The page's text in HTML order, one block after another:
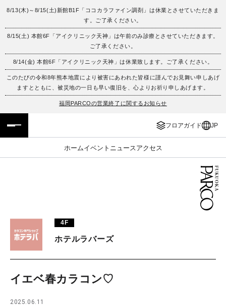
8/13(木)～8/15(土)新館B1F「ココカラファイン調剤」は休業とさせていただきま
す。ご了承ください。
8/15(土) 本館6F「アイクリニック天神」は午前のみ診療とさせていただきます。
ご了承ください。
8/14(金) 本館6F「アイクリニック天神」は休業致します。ご了承ください。
このたびの令和8年熊本地震により被害にあわれた皆様に謹んでお見舞い申しあげ
ますとともに、被災地の一日も早い復旧を、心よりお祈り申しあげます。
福岡PARCOの営業終了に関するお知らせ
フロアガイド JP
ホームイベント ニュース アクセス
フロアガイド
施設案内・アクセス
イベント・ポップアップ
レストラン・カフェ
ENGLISH
繁体字
簡体字
ภาษาไทย
4F
ホテルラバーズ
イエベ春カラコン♡
2025.06.11